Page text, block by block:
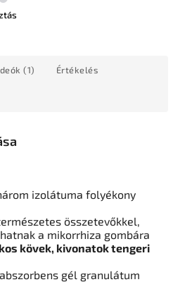
(1) Értékelés
izolátuma folyékony
összetevőkkel,
a mikorrhiza gombára
kövek, kivonatok tengeri
gél granulátum